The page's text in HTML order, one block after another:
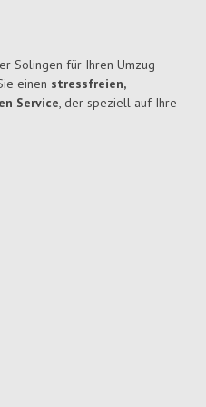
Solingen für Ihren Umzug
einen stressfreien,
Service, der speziell auf Ihre